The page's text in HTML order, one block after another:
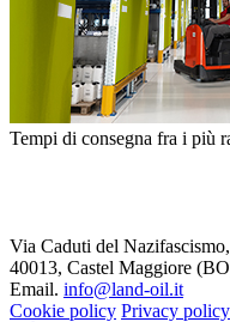
Tempi di consegna fra i più
Via Caduti del
40013, Castel Maggiore
Email. info@land-oil.it
Cookie policy Privacy policy